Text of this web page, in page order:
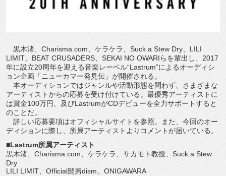
黒木渚、Charisma.com、ケラケラ、Suck a Stew Dry、LILI
LIMIT、BEAT CRUSADERS、SEKAI NO OWARIらを輩出し、2017
年に設立20周年を迎える音楽レーベル“Lastrum”によるオーディシ
ョン企画「ニューカマー発見伝」が開催される。
本オーディションではジャンルや活動形態を問わず、さまざまな
アーティストからの応募を受け付けている。最優秀アーティストに
は賞金100万円、及びLastrumがCDデビューを全力サポートすると
のことだ。
詳しい応募要項はオフィシャルサイトを参照。また、今回のオー
ディションに際し、所属アーティストよりコメントが届いている。
■Lastrum所属アーティスト
黒木渚、Charisma.com、ケラケラ、サカモト教授、Suck a Stew
Dry
LILI LIMIT、Official髭男dism、ONIGAWARA